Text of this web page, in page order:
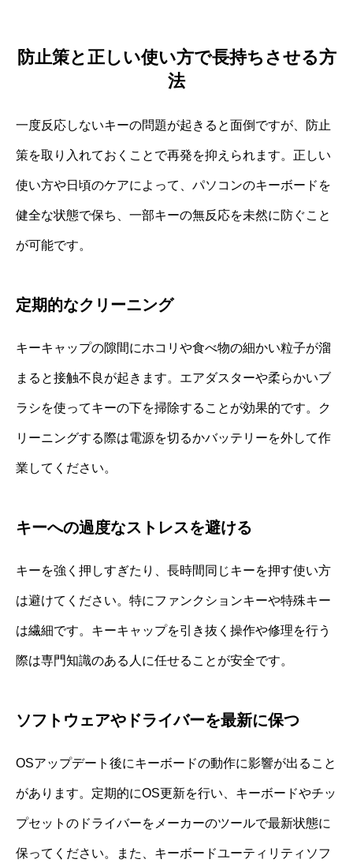
防止策と正しい使い方で長持ちさせる方
法
一度反応しないキーの問題が起きると面倒ですが、防止
策を取り入れておくことで再発を抑えられます。正しい
使い方や日頃のケアによって、パソコンのキーボードを
健全な状態で保ち、一部キーの無反応を未然に防ぐこと
が可能です。
定期的なクリーニング
キーキャップの隙間にホコリや食べ物の細かい粒子が溜
まると接触不良が起きます。エアダスターや柔らかいブ
ラシを使ってキーの下を掃除することが効果的です。ク
リーニングする際は電源を切るかバッテリーを外して作
業してください。
キーへの過度なストレスを避ける
キーを強く押しすぎたり、長時間同じキーを押す使い方
は避けてください。特にファンクションキーや特殊キー
は繊細です。キーキャップを引き抜く操作や修理を行う
際は専門知識のある人に任せることが安全です。
ソフトウェアやドライバーを最新に保つ
OSアップデート後にキーボードの動作に影響が出ること
があります。定期的にOS更新を行い、キーボードやチッ
プセットのドライバーをメーカーのツールで最新状態に
保ってください。また、キーボードユーティリティソフ